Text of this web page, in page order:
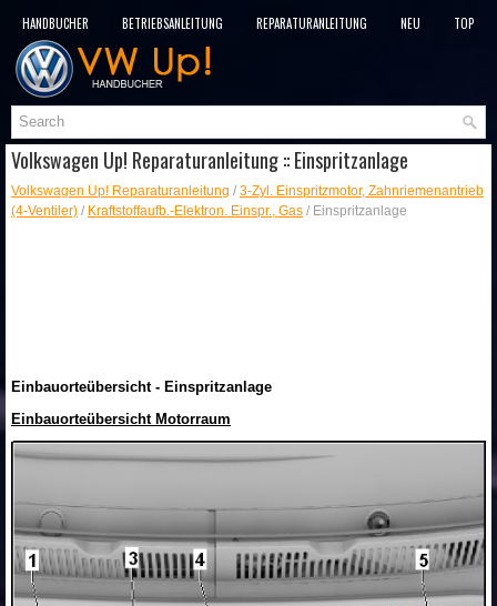
HANDBÜCHER BETRIEBSANLEITUNG REPARATURANLEITUNG NEU
TOP
SITEMAP
Volkswagen Up! Reparaturanleitung :: Einspritzanlage
Volkswagen Up! Reparaturanleitung / 3-Zyl. Einspritzmotor, Zahnriemenantrieb
(4-Ventiler) / Kraftstoffaufb.-Elektron. Einspr., Gas / Einspritzanlage
Einbauorteübersicht - Einspritzanlage
Einbauorteübersicht Motorraum